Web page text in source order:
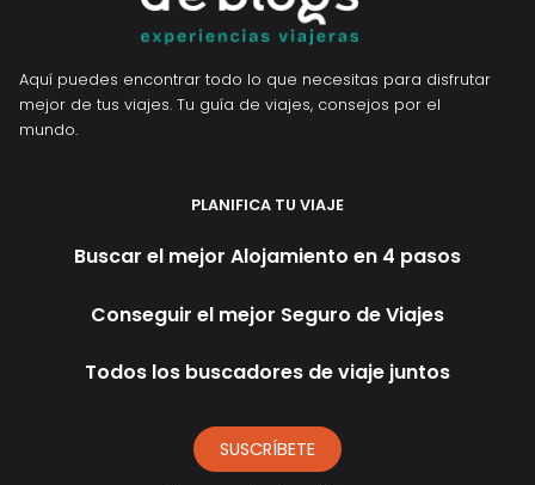
Aquí puedes encontrar todo lo que necesitas para disfrutar
mejor de tus viajes. Tu guía de viajes, consejos por el
mundo.
PLANIFICA TU VIAJE
Buscar el mejor Alojamiento en 4 pasos
Conseguir el mejor Seguro de Viajes
Todos los buscadores de viaje juntos
SUSCRÍBETE